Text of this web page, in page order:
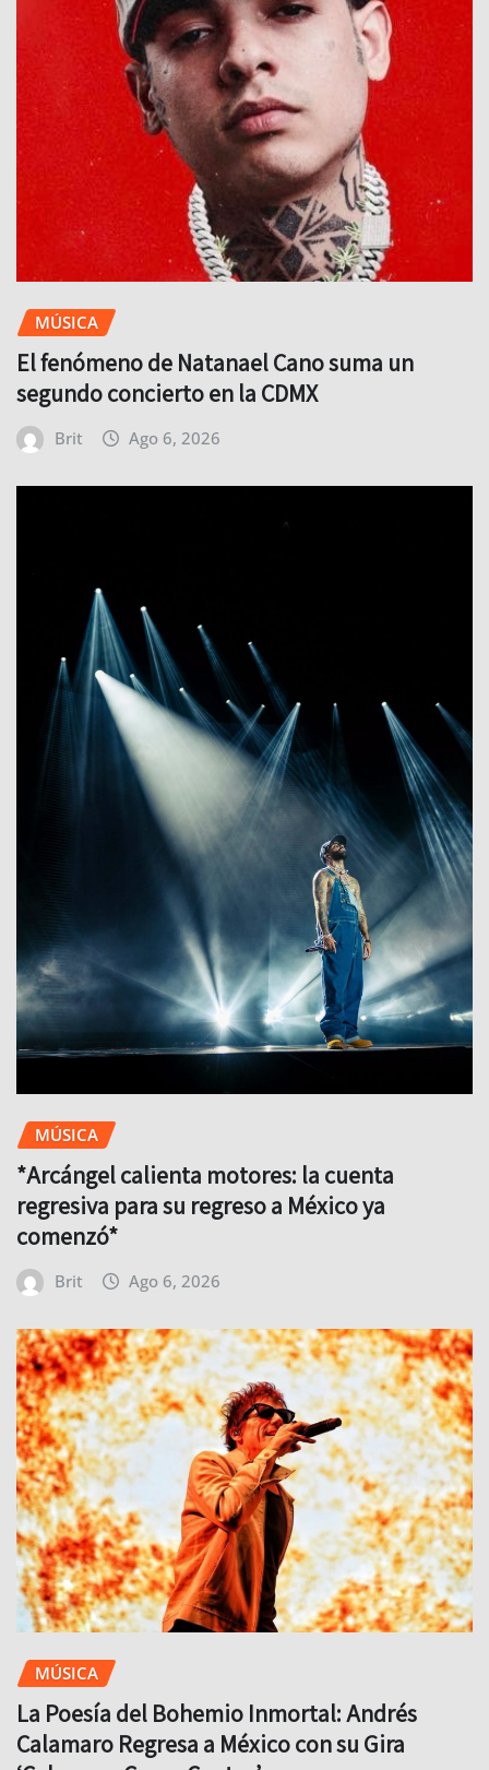
MÚSICA
El fenómeno de Natanael Cano suma un
segundo concierto en la CDMX
Brit Ago 6, 2026
MÚSICA
*Arcángel calienta motores: la cuenta
regresiva para su regreso a México ya
comenzó*
Brit Ago 6, 2026
MÚSICA
La Poesía del Bohemio Inmortal: Andrés
Calamaro Regresa a México con su Gira